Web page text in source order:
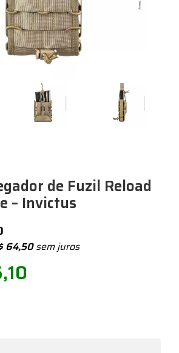
de Fuzil Reload
– Invictus
64,50sem juros